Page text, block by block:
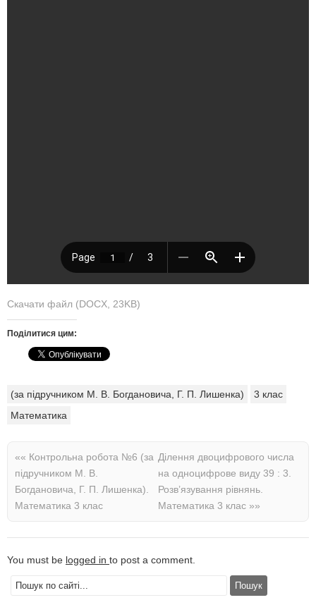
Скачати файл (DOCX, 23KB)
Поділитися цим:
(за підручником М. В. Богдановича, Г. П. Лишенка)
3 клас
Математика
«« Контрольна робота №6 (за
підручником М. В.
Богдановича, Г. П. Лишенка).
Математика 3 клас
Ділення двоцифрового числа
на одноцифрове виду 39 : 3.
Розв’язування рівнянь.
Математика 3 клас »»
You must be logged in to post a comment.